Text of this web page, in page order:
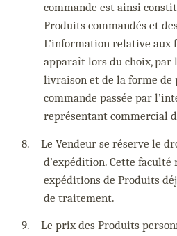
commande est ainsi
Produits commandés et
L’information relative aux
apparaît lors du choix, par
livraison et de la forme de
commande passée par
représentant commercial
8.
Le Vendeur se réserve le
d’expédition. Cette faculté
expéditions de Produits
de traitement.
9.
Le prix des Produits